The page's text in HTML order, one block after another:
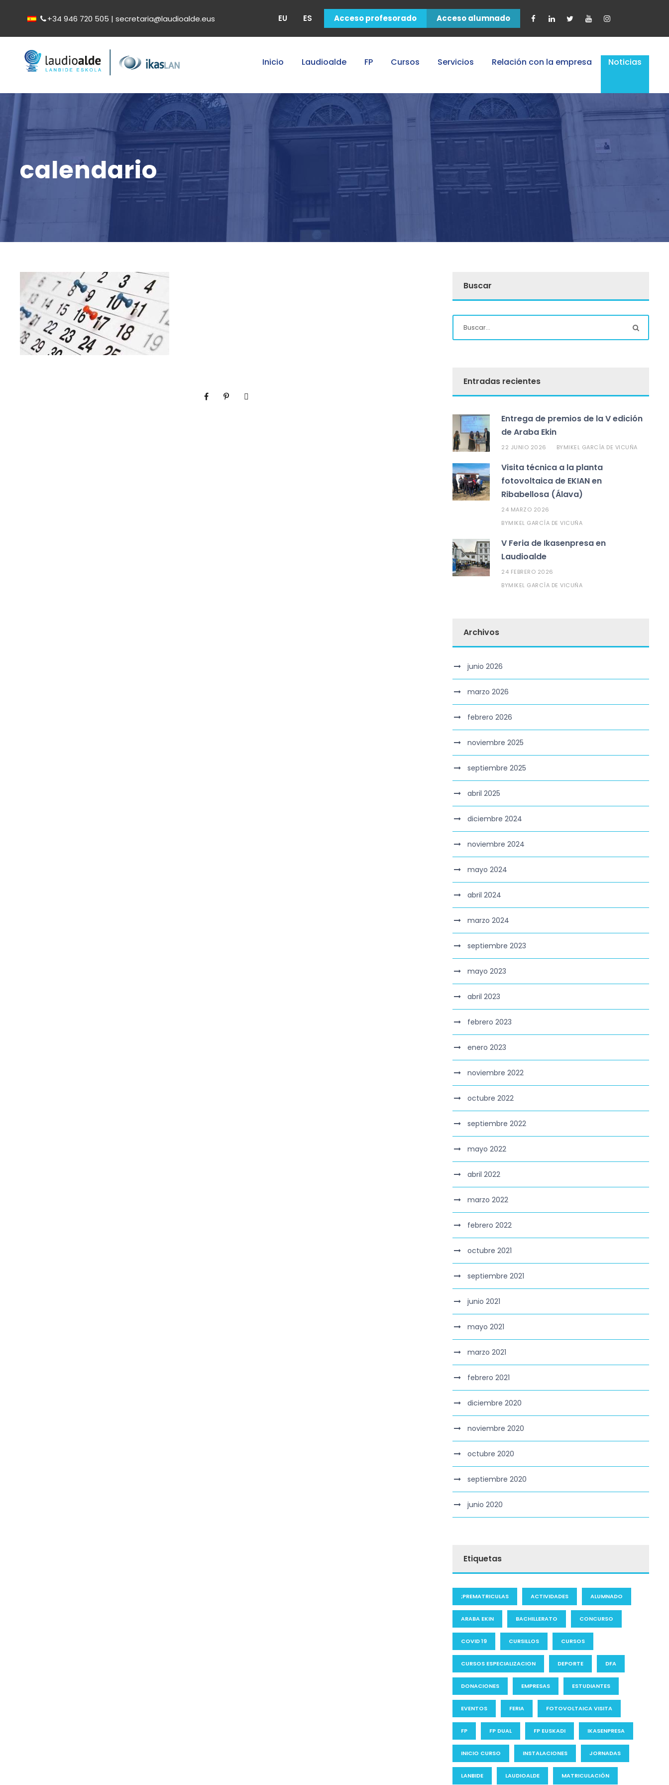
+34 946 720 505 | secretaria@laudioalde.eus EU ES Acceso profesorado Acceso alumnado
Inicio Laudioalde FP Cursos Servicios Relación con la empresa Noticias
calendario
Buscar
Entradas recientes
Entrega de premios de la V edición
de Araba Ekin
22 JUNIO 2026 BYMIKEL GARCÍA DE VICUÑA
Visita técnica a la planta
fotovoltaica de EKIAN en
Ribabellosa (Álava)
24 MARZO 2026
BYMIKEL GARCÍA DE VICUÑA
V Feria de Ikasenpresa en
Laudioalde
24 FEBRERO 2026
BYMIKEL GARCÍA DE VICUÑA
Archivos
junio 2026
marzo 2026
febrero 2026
noviembre 2025
septiembre 2025
abril 2025
diciembre 2024
noviembre 2024
mayo 2024
abril 2024
marzo 2024
septiembre 2023
mayo 2023
abril 2023
febrero 2023
enero 2023
noviembre 2022
octubre 2022
septiembre 2022
mayo 2022
abril 2022
marzo 2022
febrero 2022
octubre 2021
septiembre 2021
junio 2021
mayo 2021
marzo 2021
febrero 2021
diciembre 2020
noviembre 2020
octubre 2020
septiembre 2020
junio 2020
Etiquetas
;PREMATRICULAS ACTIVIDADES ALUMNADO
ARABA EKIN BACHILLERATO CONCURSO
COVID 19 CURSILLOS CURSOS
CURSOS ESPECIALIZACION DEPORTE DFA
DONACIONES EMPRESAS ESTUDIANTES
EVENTOS FERIA FOTOVOLTAICA VISITA
FP FP DUAL FP EUSKADI IKASENPRESA
INICIO CURSO INSTALACIONES JORNADAS
LANBIDE LAUDIOALDE MATRICULACIÓN